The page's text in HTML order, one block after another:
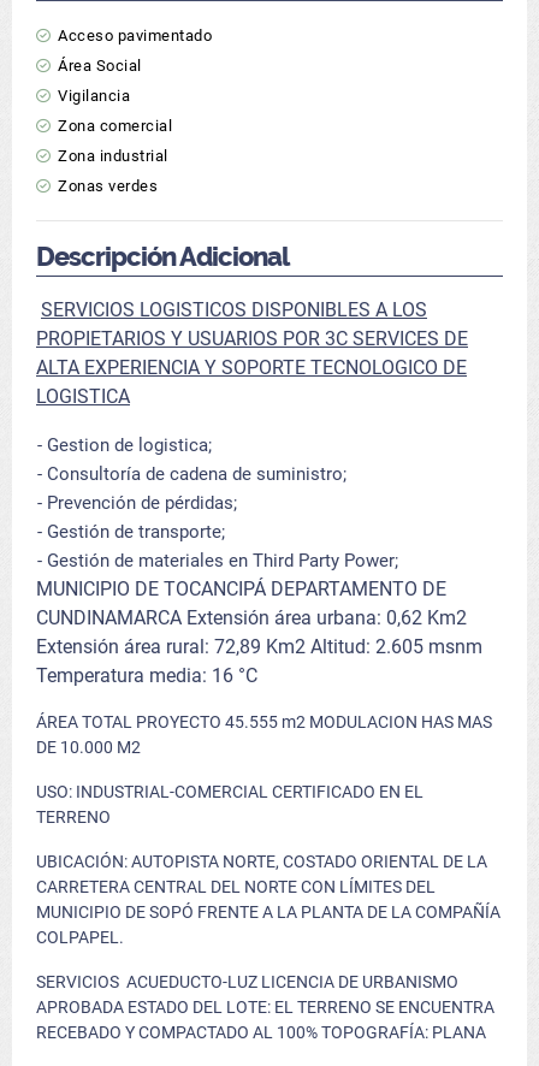
Acceso pavimentado
Área Social
Vigilancia
Zona comercial
Zona industrial
Zonas verdes
Descripción Adicional
SERVICIOS LOGISTICOS DISPONIBLES A LOS
PROPIETARIOS Y USUARIOS POR 3C SERVICES DE
ALTA EXPERIENCIA Y SOPORTE TECNOLOGICO DE
LOGISTICA
- Gestion de logistica;
- Consultoría de cadena de suministro;
- Prevención de pérdidas;
- Gestión de transporte;
- Gestión de materiales en Third Party Power;
MUNICIPIO DE TOCANCIPÁ DEPARTAMENTO DE
CUNDINAMARCA Extensión área urbana: 0,62 Km2
Extensión área rural: 72,89 Km2 Altitud: 2.605 msnm
Temperatura media: 16 °C
ÁREA TOTAL PROYECTO 45.555 m2 MODULACION HAS MAS
DE 10.000 M2
USO: INDUSTRIAL-COMERCIAL CERTIFICADO EN EL
TERRENO
UBICACIÓN: AUTOPISTA NORTE, COSTADO ORIENTAL DE LA
CARRETERA CENTRAL DEL NORTE CON LÍMITES DEL
MUNICIPIO DE SOPÓ FRENTE A LA PLANTA DE LA COMPAÑÍA
COLPAPEL.
SERVICIOS ACUEDUCTO-LUZ LICENCIA DE URBANISMO
APROBADA ESTADO DEL LOTE: EL TERRENO SE ENCUENTRA
RECEBADO Y COMPACTADO AL 100% TOPOGRAFÍA: PLANA